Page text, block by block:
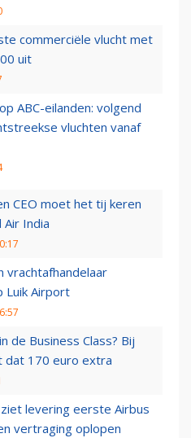
commerciële vlucht met
uit
ABC-eilanden: volgend
vluchten vanaf
CEO moet het tij keren
India
vrachtafhandelaar
Luik Airport
de Business Class? Bij
dat 170 euro extra
levering eerste Airbus
vertraging oplopen